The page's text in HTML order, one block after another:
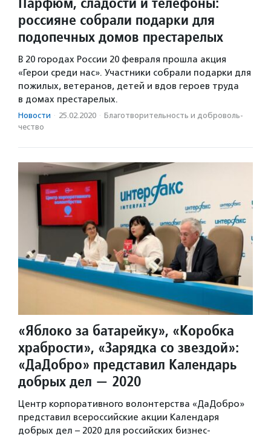
россияне собрали подарки для
подопечных домов престарелых
В 20 городах России 20 февраля прошла акция
«Герои среди нас». Участники собрали подарки для
пожилых, ветеранов, детей и вдов героев труда
в домах престарелых.
Новости · 25.02.2020 · Благотвори­тель­ность и доброволь­
чест­во
«Яблоко за батарейку», «Коробка
храбрости», «Зарядка со звездой»:
«ДаДобро» представил Календарь
добрых дел — 2020
Центр корпоративного волонтерства «ДаДобро»
представил всероссийские акции Календаря
добрых дел – 2020 для российских бизнес-